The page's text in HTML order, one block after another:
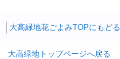
大高緑地花ごよみTOPにもどる
大高緑地トップページへ戻る